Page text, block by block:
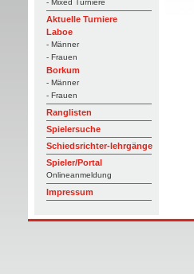
- Mixed Turniere
Aktuelle Turniere
Laboe
- Männer
- Frauen
Borkum
- Männer
- Frauen
Ranglisten
Spielersuche
Schiedsrichter-lehrgänge
Spieler/Portal
Onlineanmeldung
Impressum